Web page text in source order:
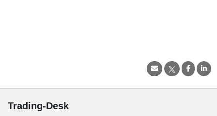
Trading-Desk